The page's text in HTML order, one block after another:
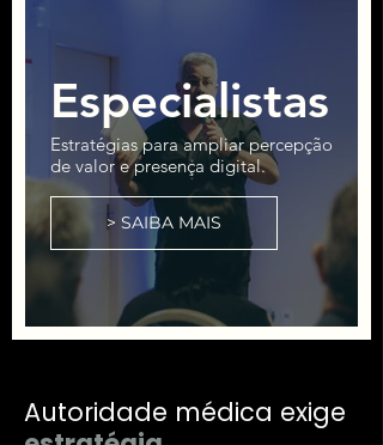
Especialistas
Estratégias para ampliar percepção
de valor e presença digital.
> SAIBA MAIS
Autoridade médica exige